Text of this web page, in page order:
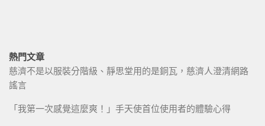
熱門文章
慈濟不是以服裝分階級、靜思堂用的是銅瓦，慈濟人澄清網路
謠言
「我第一次感覺這麼爽！」手天使首位使用者的體驗心得